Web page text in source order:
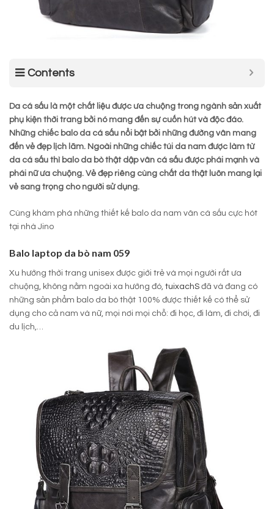
Contents
Da cá sấu là một chất liệu được ưa chuộng trong ngành sản xuất
phụ kiện thời trang bởi nó mang đến sự cuốn hút và độc đáo.
Những chiếc balo da cá sấu nổi bật bởi những đường vân mang
đến vẻ đẹp lịch lãm. Ngoài những chiếc túi da nam được làm từ
da cá sấu thì balo da bò thật dập vân cá sấu được phái mạnh và
phái nữ ưa chuộng. Vẻ đẹp riêng cùng chất da thật luôn mang lại
vẻ sang trọng cho người sử dụng.
Cùng khám phá những thiết kế balo da nam vân cá sấu cực hót
tại nhà Jino
Balo laptop da bò nam 059
Xu hướng thời trang unisex được giới trẻ và mọi người rất ưa
chuộng, không nằm ngoài xa hướng đó, tuixachS đã và đang có
những sản phẩm balo da bò thật 100% được thiết kế có thể sử
dụng cho cả nam và nữ, mọi nơi mọi chỗ: đi học, đi làm, đi chơi, đi
du lịch,…